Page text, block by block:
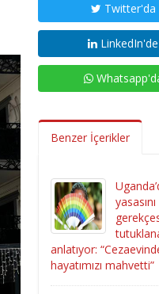
Twitter'da
Benzer İçerikler
anlatıyor:
hayatımızı mahvetti”